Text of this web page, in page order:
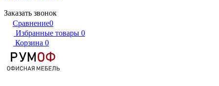
Заказать звонок
Сравнение0
Избранные товары 0
Корзина 0